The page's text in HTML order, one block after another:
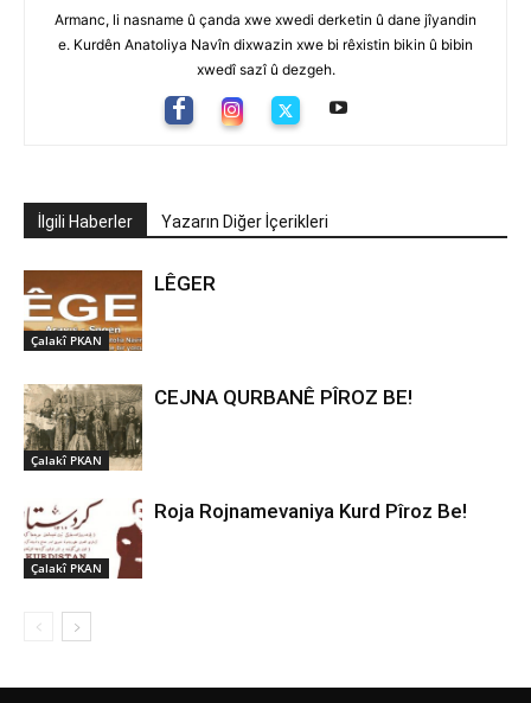
Armanc, li nasname û çanda xwe xwedi derketin û dane jîyandin
e. Kurdên Anatoliya Navîn dixwazin xwe bi rêxistin bikin û bibin
xwedî sazî û dezgeh.
İlgili Haberler Yazarın Diğer İçerikleri
Çalakî PKAN
LÊGER
Çalakî PKAN
CEJNA QURBANÊ PÎROZ BE!
Çalakî PKAN
Roja Rojnamevaniya Kurd Pîroz Be!